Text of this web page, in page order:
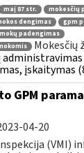
maį 87 str.
mokesčių
dengimas
gpm
padengimas
Mokesčių
administravimas
įskaitymas
GPM
04-20
(VMI)